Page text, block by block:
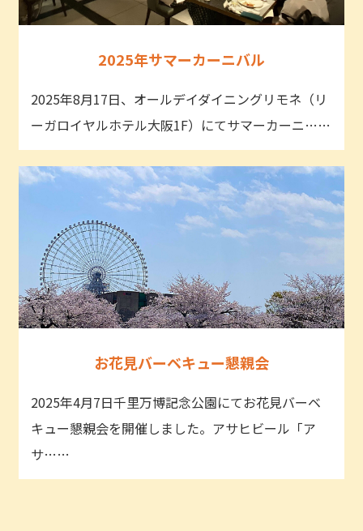
2025年サマーカーニバル
2025年8月17日、オールデイダイニングリモネ（リ
ーガロイヤルホテル大阪1F）にてサマーカーニ……
お花見バーベキュー懇親会
2025年4月7日千里万博記念公園にてお花見バーベ
キュー懇親会を開催しました。アサヒビール「ア
サ……